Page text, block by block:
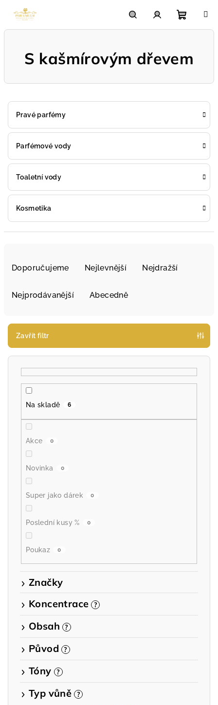
HledatPřihlášení
košík
S kašmírovým dřevem
Pravé parfémy
Parfémové vody
Toaletní vody
Kosmetika
r
o
Doporučujeme Nejlevnější Nejdražší
Nejprodávanější Abecedně
Zavřít filtr
Na skladě 6
Akce 0
Novinka 0
Super jako dárek 0
Poslední kusy % 0
Poukaz 0
Značky
Koncentrace
?
Obsah ?
Původ ?
Tóny ?
Typ vůně ?